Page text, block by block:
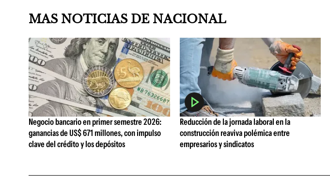
MAS NOTICIAS DE NACIONAL
Negocio bancario en primer semestre 2026:
ganancias de US$ 671 millones, con impulso
clave del crédito y los depósitos
Reducción de la jornada laboral en la
construcción reaviva polémica entre
empresarios y sindicatos